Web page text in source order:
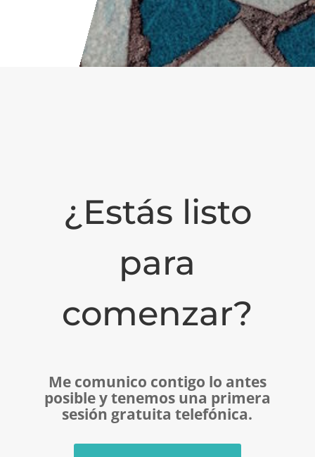
¿Estás listo
para
comenzar?
Me comunico contigo lo antes
posible y tenemos una primera
sesión gratuita telefónica.